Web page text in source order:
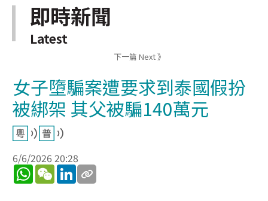
即時新聞
Latest
下一篇 Next 》
女子墮騙案遭要求到泰國假扮
被綁架 其父被騙140萬元
6/6/2026 20:28
WhatsApp
WeChatLinkedIn